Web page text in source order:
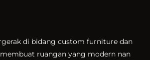
di bidang custom furniture dan
ruangan yang modern nan